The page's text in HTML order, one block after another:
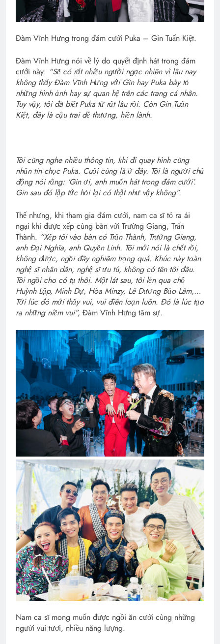
Đàm Vĩnh Hưng trong đám cưới Puka – Gin Tuấn Kiệt.
Đàm Vĩnh Hưng nói về lý do quyết định hát trong đám
cưới này: “Sẽ có rất nhiều người ngạc nhiên vì lâu nay
không thấy Đàm Vĩnh Hưng với Gìn hay Puka bày tỏ
những hình ảnh hay sự quan hệ trên các trang cá nhân.
Tuy vậy, tôi đã biết Puka từ rất lâu rồi. Còn Gin Tuấn
Kiệt, đây là cậu trai dễ thương, hiền lành.
Tôi cũng nghe nhiều thông tin, khi đi quay hình cũng
nhắn tin chọc Puka. Cuối cùng là ở đây. Tôi là người chủ
động nói rằng: ‘Gin ơi, anh muốn hát trong đám cưới’.
Gin sau đó lập tức hỏi lại có thật như vậy không”.
Thế nhưng, khi tham gia đám cưới, nam ca sĩ tỏ ra ái
ngại khi được xếp cùng bàn với Trường Giang, Trấn
Thành. “Xếp tôi vào bàn có Trấn Thành, Trường Giang,
anh Đại Nghĩa, anh Quyền Linh. Tôi mới nói là chết rồi,
không được, ngồi đây nghiêm trọng quá. Khúc này toàn
nghệ sĩ nhân dân, nghệ sĩ ưu tú, không có tên tôi đâu.
Tôi ngồi cho có tụ thôi. Một lát sau, tôi lẻn qua chỗ
Huỳnh Lập, Minh Dự, Hòa Minzy, Lê Dương Bảo Lâm,…
Tới lúc đó mới thấy vui, vui điên loạn luôn. Đó là lúc tạo
ra những niềm vui”, Đàm Vĩnh Hưng tâm sự.
Nam ca sĩ mong muốn được ngồi ăn cưới cùng những
người vui tươi, nhiều năng lượng.